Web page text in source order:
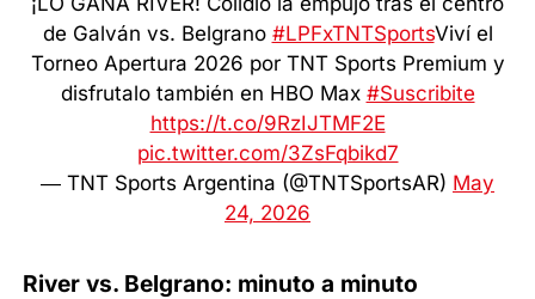
de Galván vs. Belgrano #LPFxTNTSportsViví el
Torneo Apertura 2026 por TNT Sports Premium y
disfrutalo también en HBO Max #Suscribite
https://t.co/9RzIJTMF2E
pic.twitter.com/3ZsFqbikd7
— TNT Sports Argentina (@TNTSportsAR) May
24, 2026
River vs. Belgrano: minuto a minuto